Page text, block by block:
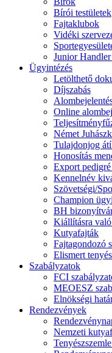
Bírói testületek
Fajtaklubok
Vidéki
Junior
Ügyintézés
Letölthető
Díjszabás
Online
Német
Tulajdonjog
Honosítás
Export
Kennelnév
Szövetségi/
Champion
BH
Kiállításra való
Kutyafajták
Fajtagondozó
Elismert
Szabályzatok
FCI
MEOESZ
Elnökségi
Rendezvények
Nemzeti